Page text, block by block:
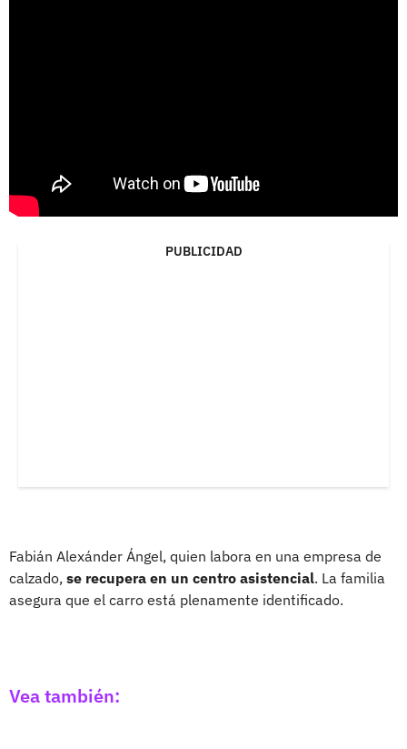
PUBLICIDAD
Fabián Alexánder Ángel, quien labora en una empresa de
calzado, se recupera en un centro asistencial. La familia
asegura que el carro está plenamente identificado.
Vea también: